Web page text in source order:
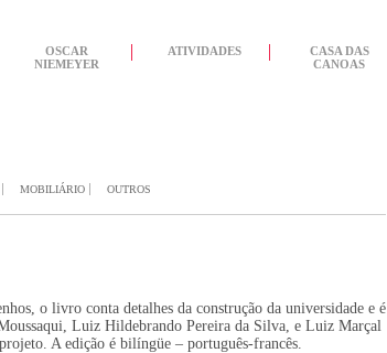
OSCAR
NIEMEYER
ATIVIDADES
CASA DAS
CANOAS
MOBILIÁRIO OUTROS
o livro conta detalhes da construção da universidade e é
Luiz Hildebrando Pereira da Silva, e Luiz Marçal
A edição é bilíngüe – português-francês.